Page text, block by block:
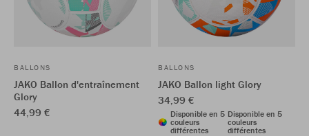
BALLONS
JAKO Ballon d'entraînement
Glory
44,99 €
BALLONS
JAKO Ballon light Glory
34,99 €
Disponible en 5
couleurs
différentes
Disponible en 5
couleurs
différentes